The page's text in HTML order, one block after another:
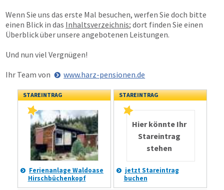
Wenn Sie uns das erste Mal besuchen, werfen Sie doch bitte
einen Blick in das Inhaltsverzeichnis; dort finden Sie einen
Überblick über unsere angebotenen Leistungen.
Und nun viel Vergnügen!
Ihr Team von
www.harz-pensionen.de
STAREINTRAG
Ferienanlage Waldoase
Hirschbüchenkopf
STAREINTRAG
Hier könnte Ihr
Stareintrag
stehen
jetzt Stareintrag
buchen